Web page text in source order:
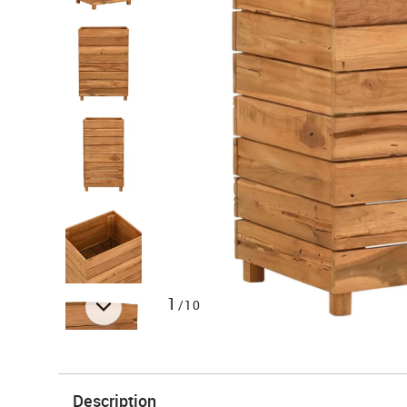
1 /10
Description